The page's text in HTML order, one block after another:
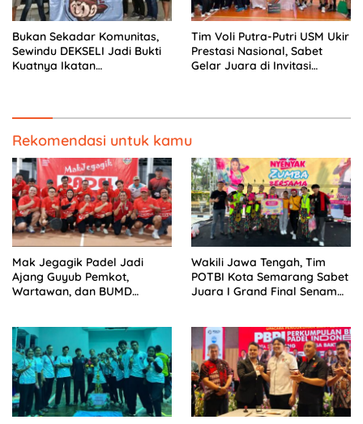
Bukan Sekadar Komunitas,
Sewindu DEKSELI Jadi Bukti
Kuatnya Ikatan
Tim Voli Putra-Putri USM Ukir
Prestasi Nasional, Sabet
Gelar Juara di Invitasi
Rekomendasi untuk kamu
Mak Jegagik Padel Jadi
Ajang Guyub Pemkot,
Wartawan, dan BUMD
Wakili Jawa Tengah, Tim
POTBI Kota Semarang Sabet
Juara I Grand Final Senam